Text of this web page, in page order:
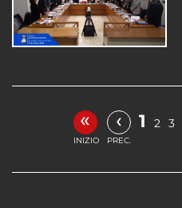
«
INIZIO
‹
PREC.
1 2 3